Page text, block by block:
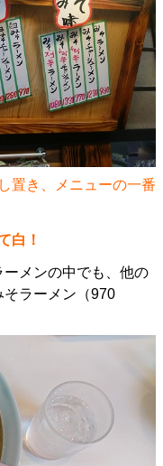
置き、メニューの一番
白！
メンの中でも、他の
そラーメン（970